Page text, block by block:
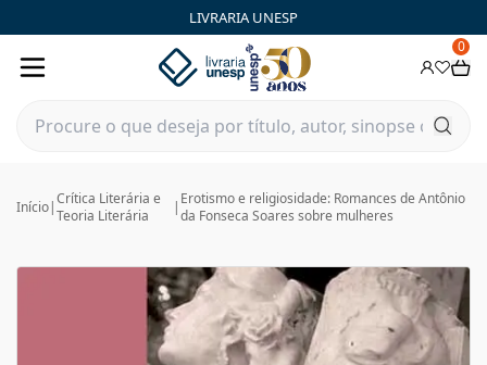
LIVRARIA UNESP
0
Início|Crítica Literária e
Teoria Literária
| Erotismo e religiosidade: Romances de Antônio
da Fonseca Soares sobre mulheres